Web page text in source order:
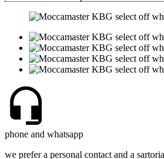
phone and whatsapp
we prefer a personal contact and a